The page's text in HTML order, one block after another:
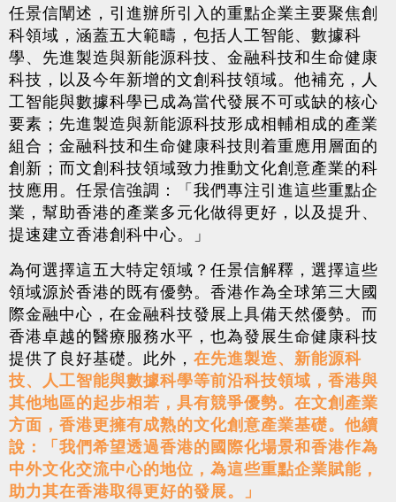
任景信闡述，引進辦所引入的重點企業主要聚焦創
科領域，涵蓋五大範疇，包括人工智能、數據科
學、先進製造與新能源科技、金融科技和生命健康
科技，以及今年新增的文創科技領域。他補充，人
工智能與數據科學已成為當代發展不可或缺的核心
要素；先進製造與新能源科技形成相輔相成的產業
組合；金融科技和生命健康科技則着重應用層面的
創新；而文創科技領域致力推動文化創意產業的科
技應用。任景信強調：「我們專注引進這些重點企
業，幫助香港的產業多元化做得更好，以及提升、
提速建立香港創科中心。」
為何選擇這五大特定領域？任景信解釋，選擇這些
領域源於香港的既有優勢。香港作為全球第三大國
際金融中心，在金融科技發展上具備天然優勢。而
香港卓越的醫療服務水平，也為發展生命健康科技
提供了良好基礎。此外， 在先進製造、新能源科
技、人工智能與數據科學等前沿科技領域，香港與
其他地區的起步相若，具有競爭優勢。在文創產業
方面，香港更擁有成熟的文化創意產業基礎。他續
說：「我們希望透過香港的國際化場景和香港作為
中外文化交流中心的地位，為這些重點企業賦能，
助力其在香港取得更好的發展。」